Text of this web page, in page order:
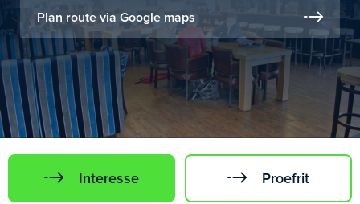
Plan route via Google maps
Interesse Proefrit